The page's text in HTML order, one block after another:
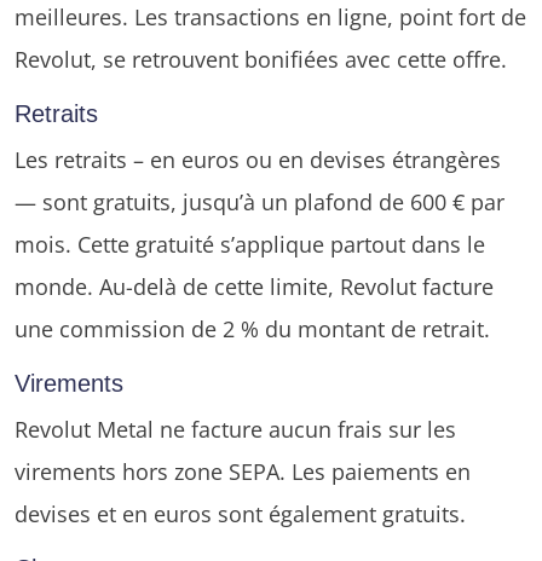
meilleures. Les transactions en ligne, point fort de
Revolut, se retrouvent bonifiées avec cette offre.
Retraits
Les retraits – en euros ou en devises étrangères
— sont gratuits, jusqu’à un plafond de 600 € par
mois. Cette gratuité s’applique partout dans le
monde. Au-delà de cette limite, Revolut facture
une commission de 2 % du montant de retrait.
Virements
Revolut Metal ne facture aucun frais sur les
virements hors zone SEPA. Les paiements en
devises et en euros sont également gratuits.